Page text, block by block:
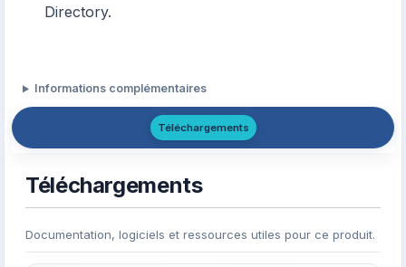
Directory.
Informations complémentaires
Téléchargements
Téléchargements
Documentation, logiciels et ressources utiles pour ce produit.